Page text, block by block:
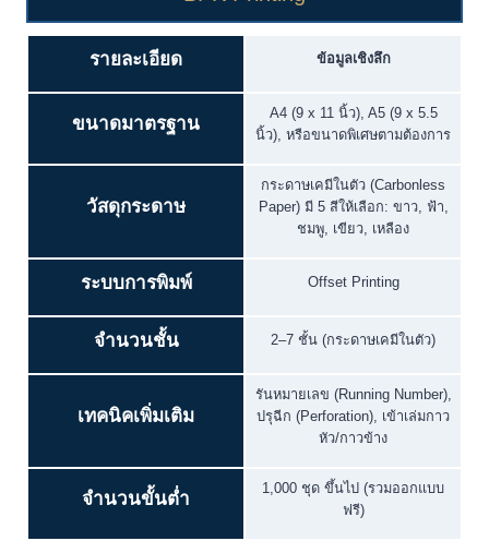
รายละเอียด ข้อมูลเชิงลึก
ขนาดมาตรฐาน
A4 (9 x 11 นิ้ว), A5 (9 x 5.5
นิ้ว), หรือขนาดพิเศษตามต้องการ
วัสดุกระดาษ
กระดาษเคมีในตัว (Carbonless
Paper) มี 5 สีให้เลือก: ขาว, ฟ้า,
ชมพู, เขียว, เหลือง
ระบบการพิมพ์ Offset Printing
จำนวนชั้น 2–7 ชั้น (กระดาษเคมีในตัว)
เทคนิคเพิ่มเติม
รันหมายเลข (Running Number),
ปรุฉีก (Perforation), เข้าเล่มกาว
หัว/กาวข้าง
จำนวนขั้นต่ำ
1,000 ชุด ขึ้นไป (รวมออกแบบ
ฟรี)